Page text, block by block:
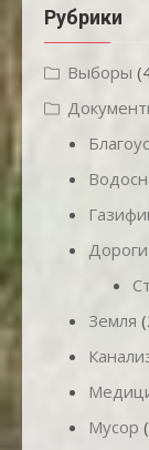
Рубрики
Выборы
Дороги
Земля
Мусор